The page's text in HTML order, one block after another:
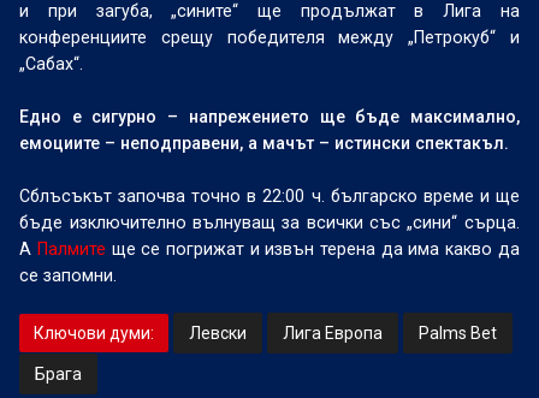
и при загуба, „сините“ ще продължат в Лига на
конференциите срещу победителя между „Петрокуб“ и
„Сабах“.
Едно е сигурно – напрежението ще бъде максимално,
емоциите – неподправени, а мачът – истински спектакъл.
Сблъсъкът започва точно в 22:00 ч. българско време и ще
бъде изключително вълнуващ за всички със „сини“ сърца.
А Палмите ще се погрижат и извън терена да има какво да
се запомни.
Ключови думи: Левски Лига Европа Palms Bet
Брага